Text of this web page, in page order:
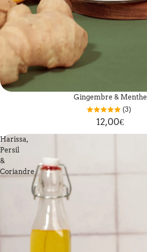
Gingembre & Menthe
(3)
12,00€
Harissa,
Persil
&
Coriandre